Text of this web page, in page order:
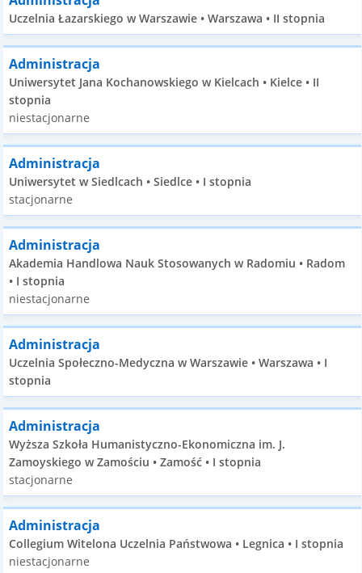
Uczelnia Łazarskiego w Warszawie • Warszawa • II stopnia
Administracja
Uniwersytet Jana Kochanowskiego w Kielcach • Kielce • II
stopnia
niestacjonarne
Administracja
Uniwersytet w Siedlcach • Siedlce • I stopnia
stacjonarne
Administracja
Akademia Handlowa Nauk Stosowanych w Radomiu • Radom
• I stopnia
niestacjonarne
Administracja
Uczelnia Społeczno-Medyczna w Warszawie • Warszawa • I
stopnia
Administracja
Wyższa Szkoła Humanistyczno-Ekonomiczna im. J.
Zamoyskiego w Zamościu • Zamość • I stopnia
stacjonarne
Administracja
Collegium Witelona Uczelnia Państwowa • Legnica • I stopnia
niestacjonarne